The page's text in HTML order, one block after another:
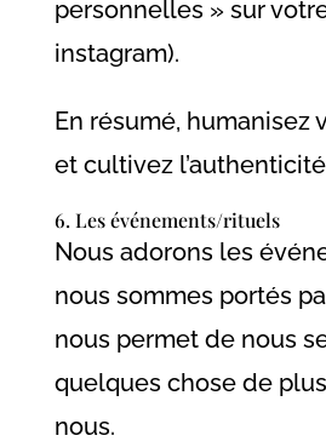
personnelles » sur
instagram).
En résumé, humanisez
et cultivez
6. Les événements/rituels
Nous adorons les
nous sommes portés
nous permet de nous
quelques chose de
nous.